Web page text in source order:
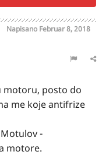
Napisano Februar 8, 2018
motoru, posto do
me koje antifrize
Motulov -
motore.